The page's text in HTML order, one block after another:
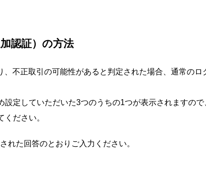
認証）の方法
、不正取引の可能性があると判定された場合、通常の
設定していただいた3つのうちの1つが表示されますの
ださい。
れた回答のとおりご入力ください。